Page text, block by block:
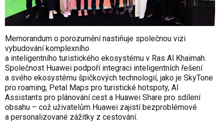
Memorandum o porozumění nastiňuje společnou vizi
vybudování komplexního
a inteligentního turistického ekosystému v Ras Al Khaimah.
Společnost Huawei podpoří integraci inteligentních řešení
a svého ekosystému špičkových technologií, jako je SkyTone
pro roaming, Petal Maps pro turistické hotspoty, AI
Assistants pro plánování cest a Huawei Share pro sdílení
obsahu – což uživatelům Huawei zajistí bezproblémové
a personalizované zážitky z cestování.